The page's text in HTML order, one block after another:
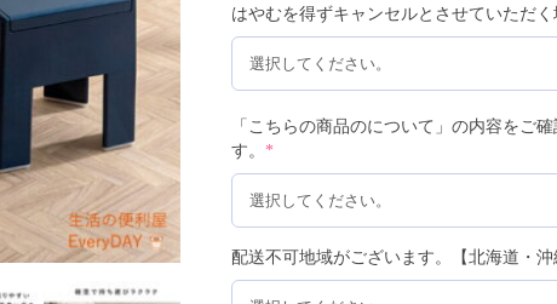
はやむを得ずキャンセルとさせていただ
「こちらの商品のについて」の内容をご
す。 *
配送不可地域がございます。【北海道・沖